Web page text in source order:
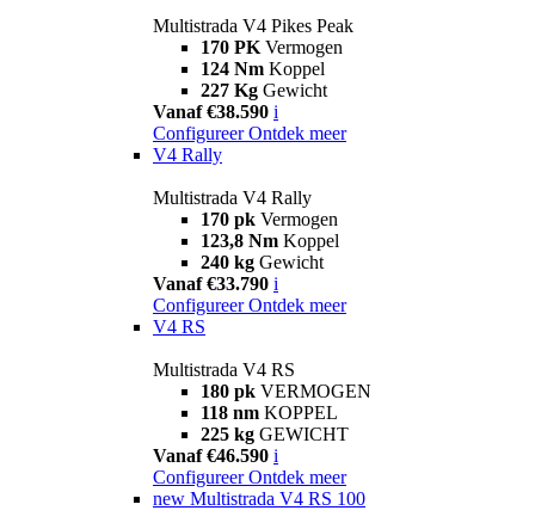
Multistrada V4 Pikes Peak
170 PK Vermogen
124 Nm Koppel
227 Kg Gewicht
Vanaf €38.590 i
Configureer Ontdek meer
V4 Rally
Multistrada V4 Rally
170 pk Vermogen
123,8 Nm Koppel
240 kg Gewicht
Vanaf €33.790 i
Configureer Ontdek meer
V4 RS
Multistrada V4 RS
180 pk VERMOGEN
118 nm KOPPEL
225 kg GEWICHT
Vanaf €46.590 i
Configureer Ontdek meer
new Multistrada V4 RS 100